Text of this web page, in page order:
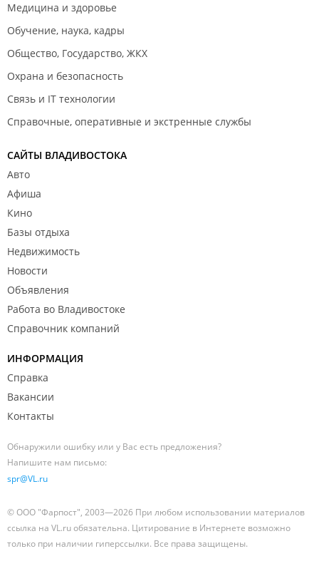
Медицина и здоровье
Обучение, наука, кадры
Общество, Государство, ЖКХ
Охрана и безопасность
Связь и IT технологии
Справочные, оперативные и экстренные службы
САЙТЫ ВЛАДИВОСТОКА
Авто
Афиша
Кино
Базы отдыха
Недвижимость
Новости
Объявления
Работа во Владивостоке
Справочник компаний
ИНФОРМАЦИЯ
Справка
Вакансии
Контакты
Обнаружили ошибку или у Вас есть предложения?
Напишите нам письмо:
spr@VL.ru
© ООО "Фарпост", 2003—2026 При любом использовании материалов
ссылка на VL.ru обязательна. Цитирование в Интернете возможно
только при наличии гиперссылки. Все права защищены.